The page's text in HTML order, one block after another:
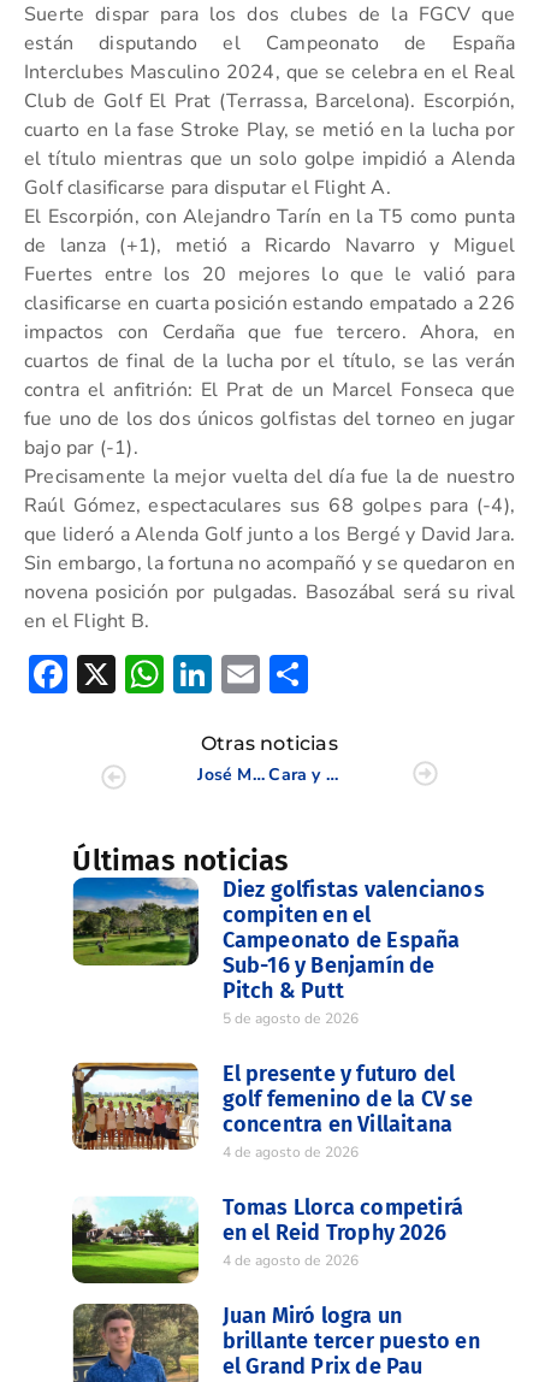
Suerte dispar para los dos clubes de la FGCV que
están disputando el Campeonato de España
Interclubes Masculino 2024, que se celebra en el Real
Club de Golf El Prat (Terrassa, Barcelona). Escorpión,
cuarto en la fase Stroke Play, se metió en la lucha por
el título mientras que un solo golpe impidió a Alenda
Golf clasificarse para disputar el Flight A.
El Escorpión, con Alejandro Tarín en la T5 como punta
de lanza (+1), metió a Ricardo Navarro y Miguel
Fuertes entre los 20 mejores lo que le valió para
clasificarse en cuarta posición estando empatado a 226
impactos con Cerdaña que fue tercero. Ahora, en
cuartos de final de la lucha por el título, se las verán
contra el anfitrión: El Prat de un Marcel Fonseca que
fue uno de los dos únicos golfistas del torneo en jugar
bajo par (-1).
Precisamente la mejor vuelta del día fue la de nuestro
Raúl Gómez, espectaculares sus 68 golpes para (-4),
que lideró a Alenda Golf junto a los Bergé y David Jara.
Sin embargo, la fortuna no acompañó y se quedaron en
novena posición por pulgadas. Basozábal será su rival
en el Flight B.
Facebook
X WhatsApp
LinkedIn
Email
Otras noticias
José Manuel Carriles, protagonista en HOLAGOLF
Cara y cruz de nuevo para los clubes valencianos en el Inter Masculino J.2
Últimas noticias
Diez golfistas valencianos
compiten en el
Campeonato de España
Sub-16 y Benjamín de
Pitch & Putt
5 de agosto de 2026
El presente y futuro del
golf femenino de la CV se
concentra en Villaitana
4 de agosto de 2026
Tomas Llorca competirá
en el Reid Trophy 2026
4 de agosto de 2026
Juan Miró logra un
brillante tercer puesto en
el Grand Prix de Pau